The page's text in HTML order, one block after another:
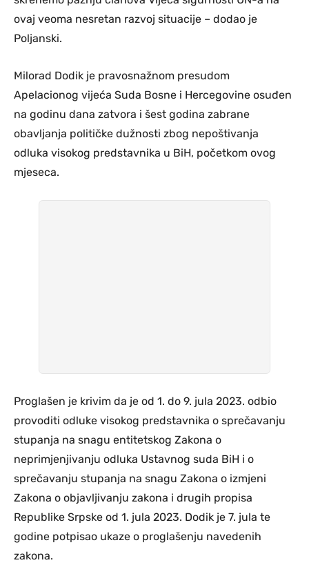
ovaj veoma nesretan razvoj situacije – dodao je
Poljanski.
Milorad Dodik je pravosnažnom presudom
Apelacionog vijeća Suda Bosne i Hercegovine osuđen
na godinu dana zatvora i šest godina zabrane
obavljanja političke dužnosti zbog nepoštivanja
odluka visokog predstavnika u BiH, početkom ovog
mjeseca.
Proglašen je krivim da je od 1. do 9. jula 2023. odbio
provoditi odluke visokog predstavnika o sprečavanju
stupanja na snagu entitetskog Zakona o
neprimjenjivanju odluka Ustavnog suda BiH i o
sprečavanju stupanja na snagu Zakona o izmjeni
Zakona o objavljivanju zakona i drugih propisa
Republike Srpske od 1. jula 2023. Dodik je 7. jula te
godine potpisao ukaze o proglašenju navedenih
zakona.